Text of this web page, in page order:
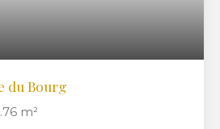
du Bourg
m²